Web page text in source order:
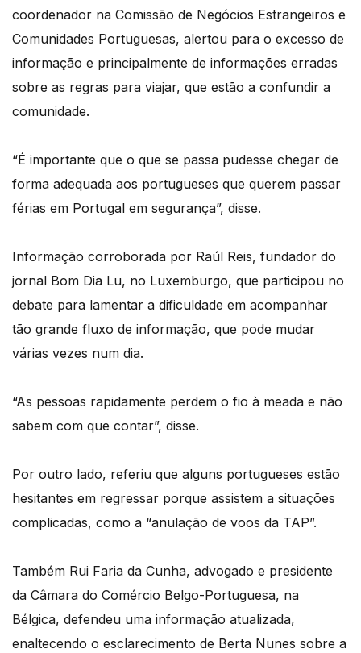
coordenador na Comissão de Negócios Estrangeiros e
Comunidades Portuguesas, alertou para o excesso de
informação e principalmente de informações erradas
sobre as regras para viajar, que estão a confundir a
comunidade.
“É importante que o que se passa pudesse chegar de
forma adequada aos portugueses que querem passar
férias em Portugal em segurança”, disse.
Informação corroborada por Raúl Reis, fundador do
jornal Bom Dia Lu, no Luxemburgo, que participou no
debate para lamentar a dificuldade em acompanhar
tão grande fluxo de informação, que pode mudar
várias vezes num dia.
“As pessoas rapidamente perdem o fio à meada e não
sabem com que contar”, disse.
Por outro lado, referiu que alguns portugueses estão
hesitantes em regressar porque assistem a situações
complicadas, como a “anulação de voos da TAP”.
Também Rui Faria da Cunha, advogado e presidente
da Câmara do Comércio Belgo-Portuguesa, na
Bélgica, defendeu uma informação atualizada,
enaltecendo o esclarecimento de Berta Nunes sobre a